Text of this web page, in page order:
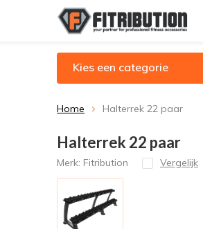
Kies een categorie
Home Halterrek 22 paar
Halterrek 22 paar
Merk: Fitribution Vergelijk